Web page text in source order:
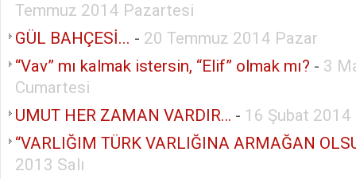
Temmuz 2014 Pazartesi
GÜL BAHÇESİ... - 20 Temmuz 2014 Pazar
“Vav” mı kalmak istersin, “Elif” olmak mı? - 3
Cumartesi
UMUT HER ZAMAN VARDIR… - 16 Şubat 2014
“VARLIĞIM TÜRK VARLIĞINA ARMAĞAN
2013 Salı